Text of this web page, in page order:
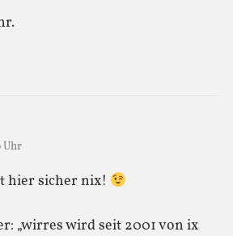
Uhr
hier sicher nix!
„wirres wird seit 2001 von ix